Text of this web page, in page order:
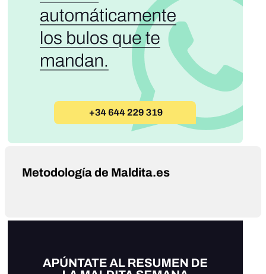
Metodología de Maldita.es